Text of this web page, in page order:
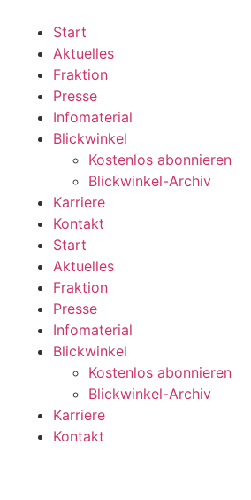
wechseln
Start
Aktuelles
Fraktion
Presse
Infomaterial
Blickwinkel
Kostenlos abonnieren
Blickwinkel-Archiv
Karriere
Kontakt
Start
Aktuelles
Fraktion
Presse
Infomaterial
Blickwinkel
Kostenlos abonnieren
Blickwinkel-Archiv
Karriere
Kontakt